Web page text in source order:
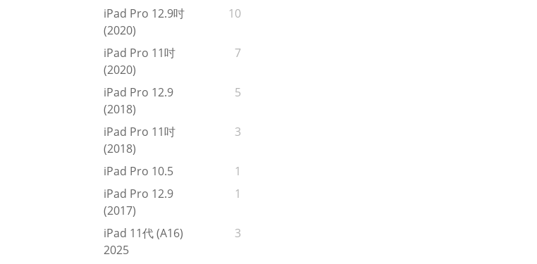
iPad Pro 12.9吋
(2020)
10
iPad Pro 11吋
(2020)
7
iPad Pro 12.9
(2018)
5
iPad Pro 11吋
(2018)
3
iPad Pro 10.5
1
iPad Pro 12.9
(2017)
1
iPad 11代 (A16)
2025
3